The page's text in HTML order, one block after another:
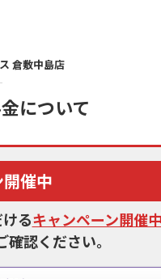
倉敷中島店
について
催中
るキャンペーン開催中
認ください。